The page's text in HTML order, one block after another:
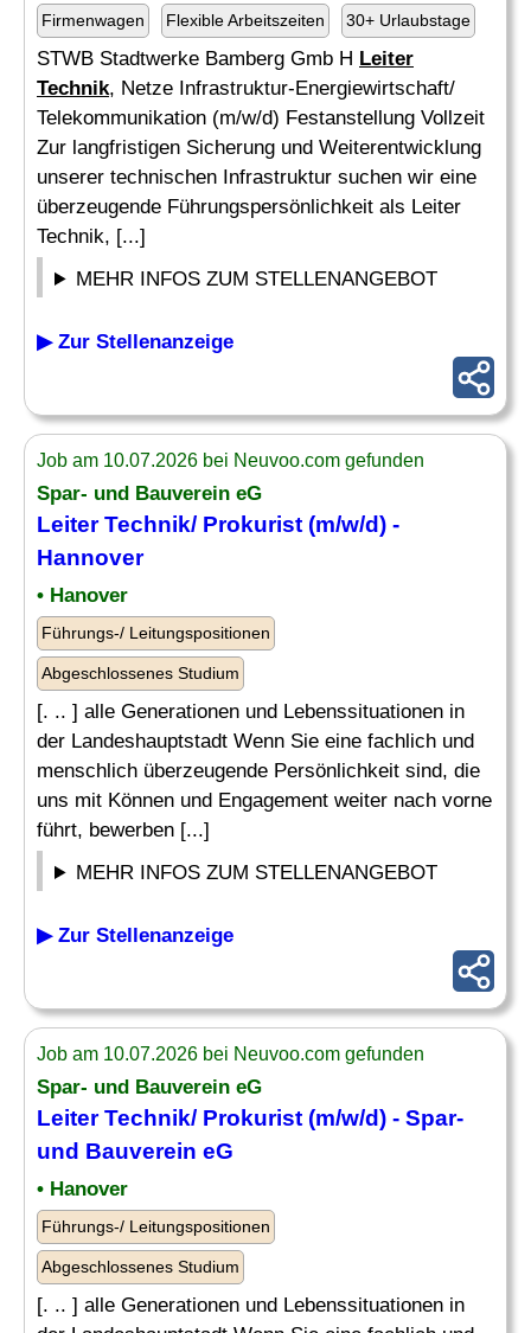
Firmenwagen Flexible Arbeitszeiten 30+ Urlaubstage
STWB Stadtwerke Bamberg Gmb H Leiter
Technik, Netze Infrastruktur-Energiewirtschaft/
Telekommunikation (m/w/d) Festanstellung Vollzeit
Zur langfristigen Sicherung und Weiterentwicklung
unserer technischen Infrastruktur suchen wir eine
überzeugende Führungspersönlichkeit als Leiter
Technik, [...]
MEHR INFOS ZUM STELLENANGEBOT
▶ Zur Stellenanzeige
Job am 10.07.2026 bei Neuvoo.com gefunden
Spar- und Bauverein eG
Leiter Technik/ Prokurist (m/w/d) -
Hannover
• Hanover
Führungs-/ Leitungspositionen
Abgeschlossenes Studium
[. .. ] alle Generationen und Lebenssituationen in
der Landeshauptstadt Wenn Sie eine fachlich und
menschlich überzeugende Persönlichkeit sind, die
uns mit Können und Engagement weiter nach vorne
führt, bewerben [...]
MEHR INFOS ZUM STELLENANGEBOT
▶ Zur Stellenanzeige
Job am 10.07.2026 bei Neuvoo.com gefunden
Spar- und Bauverein eG
Leiter Technik/ Prokurist (m/w/d) - Spar-
und Bauverein eG
• Hanover
Führungs-/ Leitungspositionen
Abgeschlossenes Studium
[. .. ] alle Generationen und Lebenssituationen in